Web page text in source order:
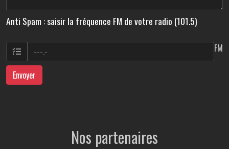
Anti Spam : saisir la fréquence FM de votre radio (101.5)
FM
Envoyer
Nos partenaires